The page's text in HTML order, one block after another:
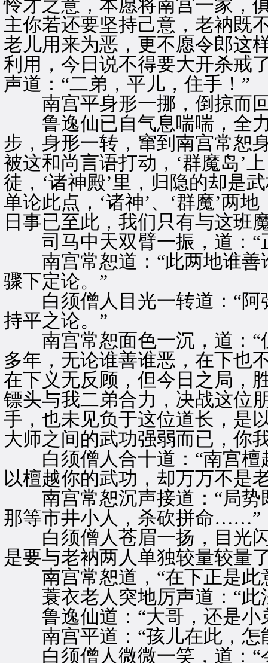
怜才之意，本愿将南宫一家，
主你若还要坚持己意，老衲既
老儿用来为恶，更不愿令郎这
利用，今日说不得要大开杀戒
声道：“二弟，平儿，住手！”
南宫平身形一挪，倒掠而
鲁逸仙已自气息喘喘，全力
步，身形一转，窜到南宫常恕
被这和尚言语打动，‘群魔岛’
徒，‘诸神殿’里，归隐的却是
单论此点，‘诸神’、‘群魔’两
日事已至此，我们只有与这班
司马中天双臂一振，道：“
南宫常恕道：“此两地谁善
骤下定论。”
白须僧人目光一转道：“阿
持平之论。”
南宫常恕面色一沉，道：“
多年，无论谁善谁恶，在下也
在下义无反顾，但今日之局，
镖头与我二弟合力，决战这位
手，也未见负于这位道长，是
大师之间的武功强弱而已，你
白须僧人合十道：“南宫檀
以檀越你的武功，却万万不是
南宫常恕沉声接道：“局势
那等市井小人，杀砍拼命……”
白须僧人苍眉一扬，目光闪
是要与老衲两人单独较量较量
南宫常恕道，“在下正是此
蓑衣老人突地厉声道：“此
鲁逸仙道：“大哥，还是小
南宫平道：“孩儿在此，怎
白须僧人微微一笑，道：“